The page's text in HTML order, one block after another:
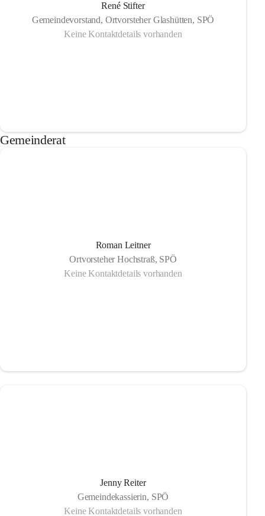
René Stifter
Gemeindevorstand, Ortvorsteher Glashütten, SPÖ
Keine Kontaktdetails vorhanden
Gemeinderat
Roman Leitner
Ortvorsteher Hochstraß, SPÖ
Keine Kontaktdetails vorhanden
Jenny Reiter
Gemeindekassierin, SPÖ
Keine Kontaktdetails vorhanden